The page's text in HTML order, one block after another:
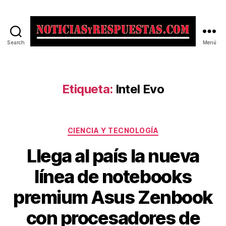
Search Menú
Etiqueta: Intel Evo
Categorías
CIENCIA Y TECNOLOGÍA
Llega al país la nueva
línea de notebooks
premium Asus Zenbook
con procesadores de